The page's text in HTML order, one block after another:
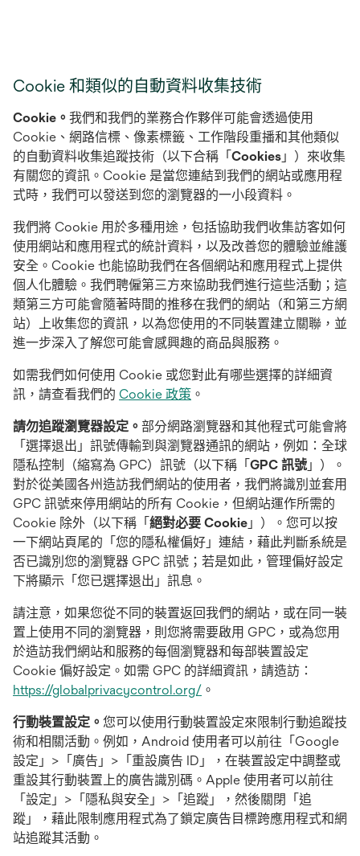
Cookie 和類似的自動資料收集技術
Cookie。 我們和我們的業務合作夥伴可能會透過使用
Cookie、網路信標、像素標籤、工作階段重播和其他類似
的自動資料收集追蹤技術（以下合稱「 Cookies 」）來收集
有關您的資訊。Cookie 是當您連結到我們的網站或應用程
式時，我們可以發送到您的瀏覽器的一小段資料。
我們將 Cookie 用於多種用途，包括協助我們收集訪客如何
使用網站和應用程式的統計資料，以及改善您的體驗並維護
安全。Cookie 也能協助我們在各個網站和應用程式上提供
個人化體驗。我們聘僱第三方來協助我們進行這些活動；這
類第三方可能會隨著時間的推移在我們的網站（和第三方網
站）上收集您的資訊，以為您使用的不同裝置建立關聯，並
進一步深入了解您可能會感興趣的商品與服務。
如需我們如何使用 Cookie 或您對此有哪些選擇的詳細資
訊，請查看我們的 Cookie 政策 。
請勿追蹤瀏覽器設定。 部分網路瀏覽器和其他程式可能會將
「選擇退出」訊號傳輸到與瀏覽器通訊的網站，例如：全球
隱私控制（縮寫為 GPC）訊號（以下稱「 GPC 訊號 」）。
對於從美國各州造訪我們網站的使用者，我們將識別並套用
GPC 訊號來停用網站的所有 Cookie，但網站運作所需的
Cookie 除外（以下稱「 絕對必要 Cookie 」）。您可以按
一下網站頁尾的「您的隱私權偏好」連結，藉此判斷系統是
否已識別您的瀏覽器 GPC 訊號；若是如此，管理偏好設定
下將顯示「您已選擇退出」訊息。
請注意，如果您從不同的裝置返回我們的網站，或在同一裝
置上使用不同的瀏覽器，則您將需要啟用 GPC，或為您用
於造訪我們網站和服務的每個瀏覽器和每部裝置設定
Cookie 偏好設定。如需 GPC 的詳細資訊，請造訪：
https://globalprivacycontrol.org/在
標
籤
中
開
啟
。
行動裝置設定。 您可以使用行動裝置設定來限制行動追蹤技
術和相關活動。例如，Android 使用者可以前往「Google
設定」>「廣告」>「重設廣告 ID」，在裝置設定中調整或
重設其行動裝置上的廣告識別碼。Apple 使用者可以前往
「設定」>「隱私與安全」>「追蹤」，然後關閉「追
蹤」，藉此限制應用程式為了鎖定廣告目標跨應用程式和網
站追蹤其活動。